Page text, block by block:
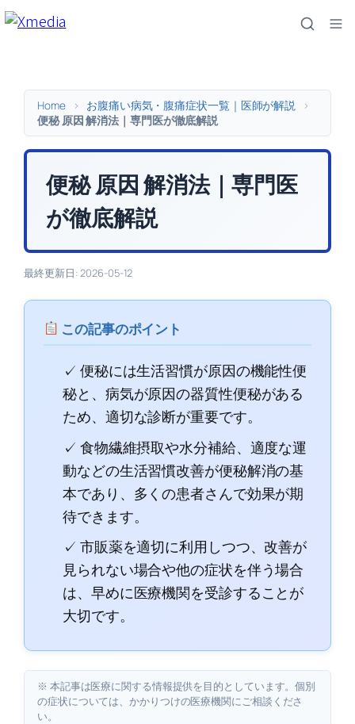
内
Home > お腹痛い病気・腹痛症状一覧｜医師が解説
>
便秘 原因 解消法｜専門医が徹底解説
便秘 原因 解消法｜専門医
が徹底解説
最終更新日: 2026-05-12
この記事のポイント
✓ 便秘には生活習慣が原因の機能性便
秘と、病気が原因の器質性便秘がある
ため、適切な診断が重要です。
✓ 食物繊維摂取や水分補給、適度な運
動などの生活習慣改善が便秘解消の基
本であり、多くの患者さんで効果が期
待できます。
✓ 市販薬を適切に利用しつつ、改善が
見られない場合や他の症状を伴う場合
は、早めに医療機関を受診することが
大切です。
※ 本記事は医療に関する情報提供を目的としています。個別
の症状については、かかりつけの医療機関にご相談くださ
い。